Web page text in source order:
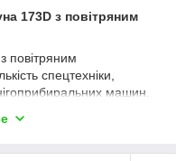
173D з повітряним
повітряним
спецтехніки,
машин.
робочий ресурс.